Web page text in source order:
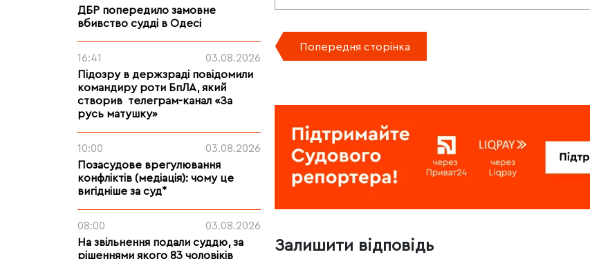
ДБР попередило замовне
вбивство судді в Одесі
16:41
03.08.2026
Підозру в держзраді повідомили
командиру роти БпЛА, який
створив телеграм-канал «За
русь матушку»
10:00
03.08.2026
Позасудове врегулювання
конфліктів (медіація): чому це
вигідніше за суд*
08:00
03.08.2026
На звільнення подали суддю, за
рішеннями якого 83 чоловіків
Попередня сторінка
Залишити відповідь